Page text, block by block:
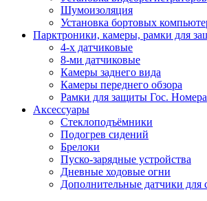
Шумоизоляция
Установка бортовых
Парктроники, камеры, рамки для
4-х датчиковые
8-ми датчиковые
Камеры заднего вида
Камеры переднего обзора
Рамки для защиты Гос. Номера
Аксессуары
Стеклоподъёмники
Подогрев сидений
Брелоки
Пуско-зарядные устройства
Дневные ходовые огни
Дополнительные датчики для